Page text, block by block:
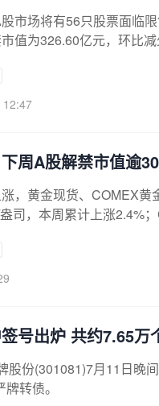
市场将有56只股票面临
值为326.60亿元，环比
周A股解禁市值逾
，黄金现货、COMEX
司，本周累计上涨2.4%
号出炉 共约7.65万
股份(301081)7月11日晚
转债。